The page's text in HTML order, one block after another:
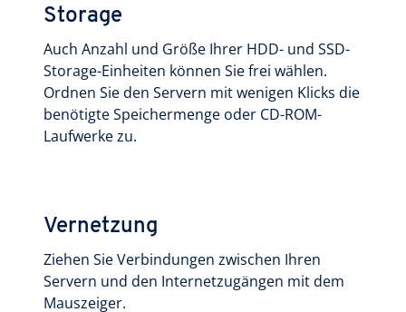
Storage
Auch Anzahl und Größe Ihrer HDD- und SSD-
Storage-Einheiten können Sie frei wählen.
Ordnen Sie den Servern mit wenigen Klicks die
benötigte Speichermenge oder CD-ROM-
Laufwerke zu.
Vernetzung
Ziehen Sie Verbindungen zwischen Ihren
Servern und den Internetzugängen mit dem
Mauszeiger.